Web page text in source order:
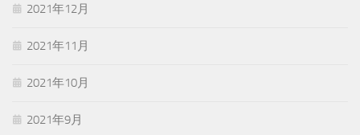
2021年12月
2021年11月
2021年10月
2021年9月